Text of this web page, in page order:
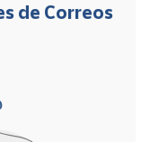
de Correos